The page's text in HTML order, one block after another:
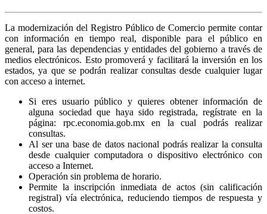
La modernización del Registro Público de Comercio permite contar
con información en tiempo real, disponible para el público en
general, para las dependencias y entidades del gobierno a través de
medios electrónicos. Esto promoverá y facilitará la inversión en los
estados, ya que se podrán realizar consultas desde cualquier lugar
con acceso a internet.
Si eres usuario público y quieres obtener información de
alguna sociedad que haya sido registrada, regístrate en la
página: rpc.economia.gob.mx en la cual podrás realizar
consultas.
Al ser una base de datos nacional podrás realizar la consulta
desde cualquier computadora o dispositivo electrónico con
acceso a Internet.
Operación sin problema de horario.
Permite la inscripción inmediata de actos (sin calificación
registral) vía electrónica, reduciendo tiempos de respuesta y
costos.